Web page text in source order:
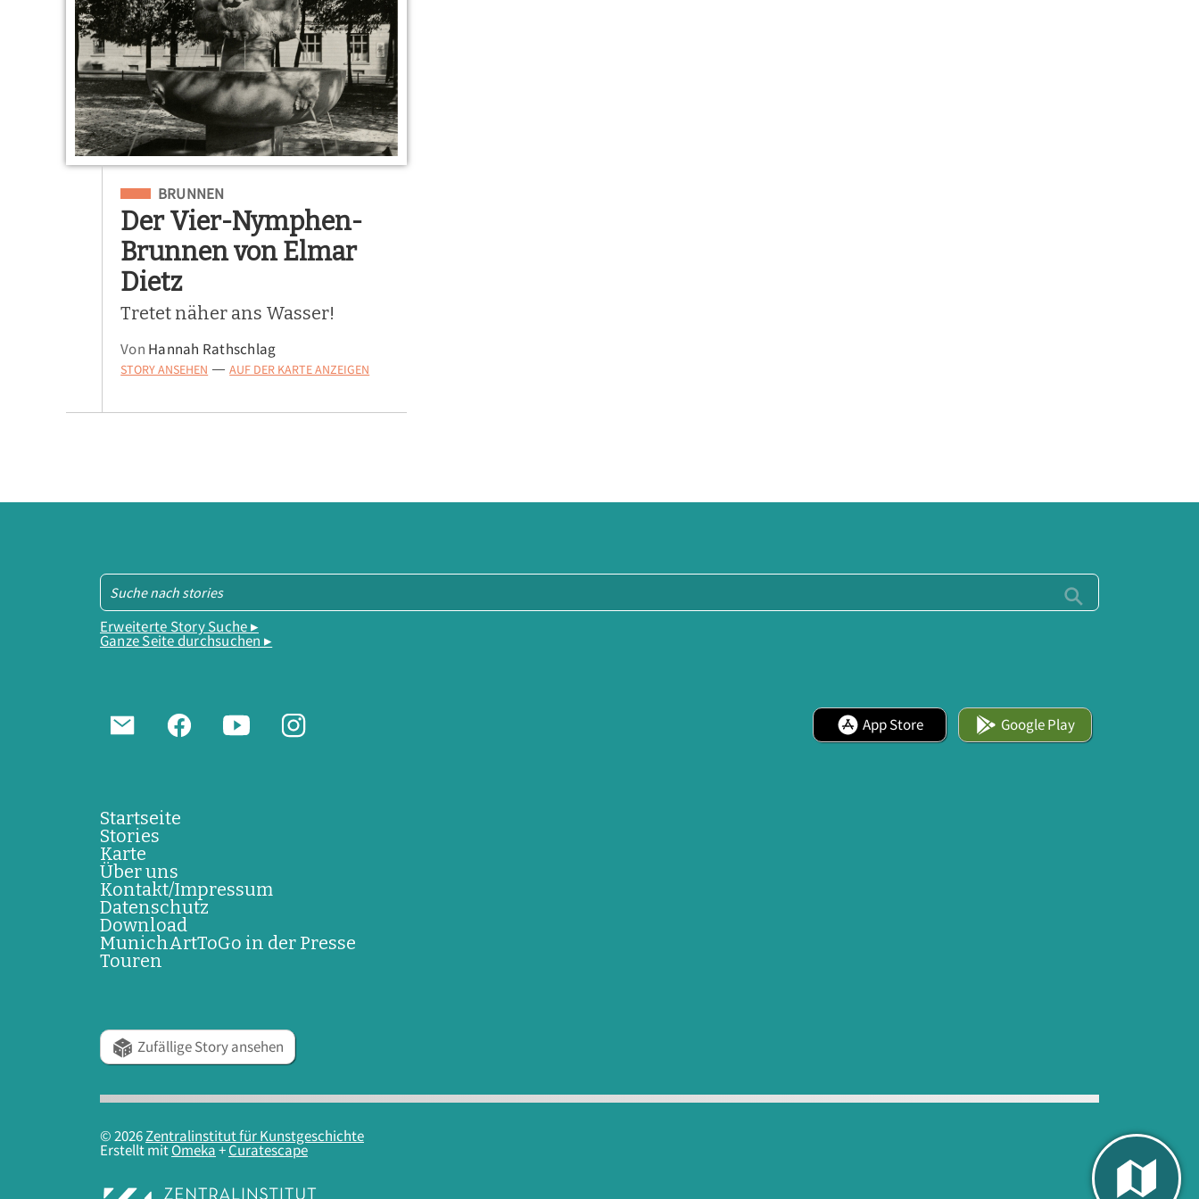
Eingeordnet unter
BRUNNEN
Der Vier-Nymphen-
Brunnen von Elmar
Dietz
Tretet näher ans Wasser!
Von Hannah Rathschlag
STORY ANSEHEN — AUF DER KARTE ANZEIGEN
Erweiterte Story Suche ▸
Ganze Seite durchsuchen ▸
App Store Google Play
Startseite
Stories
Karte
Über uns
Kontakt/Impressum
Datenschutz
Download
MunichArtToGo in der Presse
Touren
Zufällige Story ansehen
© 2026Zentralinstitut für Kunstgeschichte
Erstellt mitOmeka+Curatescape